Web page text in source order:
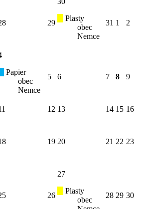
29
Plasty
obec
Nemce
31 1 2
Papier
obec
Nemce
5 6 7 8 9
12 13 14 15 16
19 20 21 22 23
26
27
Plasty
obec
28 29 30